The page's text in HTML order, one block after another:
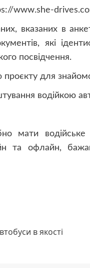
www.she-
вказаних в
які
посвідчення.
проєкту для
водійкою
мати водійське
та офлайн,
в якості